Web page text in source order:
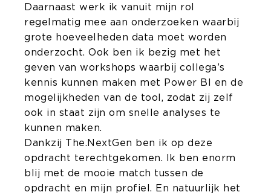
Daarnaast werk ik vanuit mijn rol
regelmatig mee aan onderzoeken waarbij
grote hoeveelheden data moet worden
onderzocht. Ook ben ik bezig met het
geven van workshops waarbij collega’s
kennis kunnen maken met Power BI en de
mogelijkheden van de tool, zodat zij zelf
ook in staat zijn om snelle analyses te
kunnen maken.
Dankzij The.NextGen ben ik op deze
opdracht terechtgekomen. Ik ben enorm
blij met de mooie match tussen de
opdracht en mijn profiel. En natuurlijk het